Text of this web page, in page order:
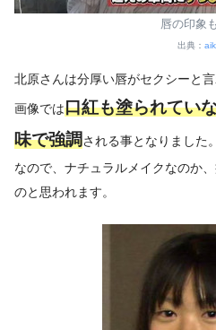
唇の印象
出典：
北原さんは分厚い唇がセクシーと
画像では口紅も塗られてい
味で強調される事となりました
なので、ナチュラルメイクなのか
のと思われます。